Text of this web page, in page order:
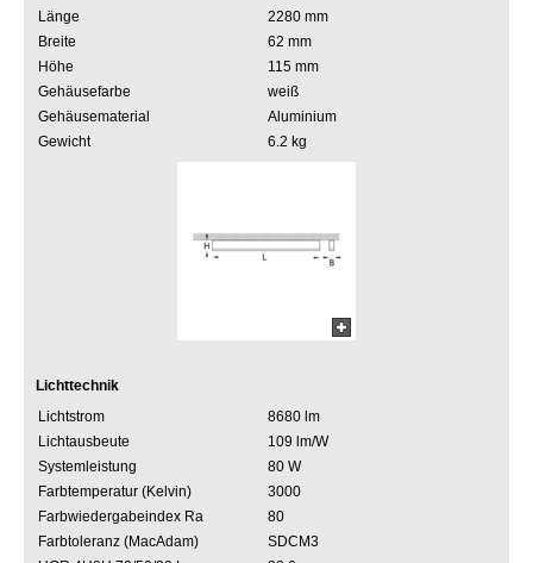
Länge
2280 mm
Breite
62 mm
Höhe
115 mm
Gehäusefarbe
weiß
Gehäusematerial
Aluminium
Gewicht
6.2 kg
Lichttechnik
Lichtstrom
8680 lm
Lichtausbeute
109 lm/W
Systemleistung
80 W
Farbtemperatur (Kelvin)
3000
Farbwiedergabeindex Ra
80
Farbtoleranz (MacAdam)
SDCM3